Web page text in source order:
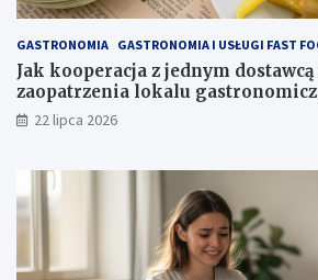
GASTRONOMIA GASTRONOMIA I USŁUGI FAST
Jak kooperacja z jednym
zaopatrzenia lokalu
22 lipca 2026